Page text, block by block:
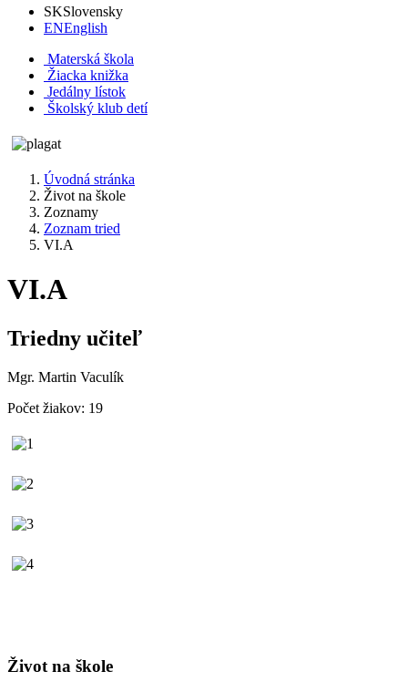
SKSlovensky
ENEnglish
Materská škola
Žiacka knižka
Jedálny lístok
Školský klub detí
Úvodná stránka
Život na škole
Zoznamy
Zoznam tried
VI.A
VI.A
Triedny učiteľ
Mgr. Martin Vaculík
Počet žiakov: 19
Život na škole